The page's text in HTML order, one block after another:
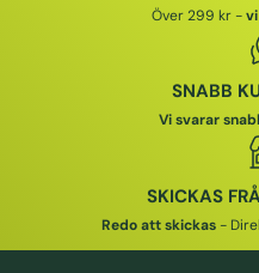
Över 299 kr -
SNABB
Vi svarar
SKICKAS
Redo att skickas -